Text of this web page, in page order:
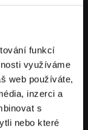
funkcí
využíváme
web používáte,
inzerci a
s
nebo které